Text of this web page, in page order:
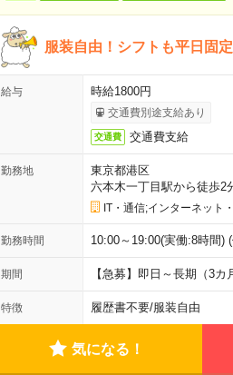
服装自由！シフトも平日固
給与 時給1800円
交通費別途支給あり
交通費 交通費支給
勤務地
東京都港区
六本木一丁目駅から徒歩2
IT・通信;インターネット
勤務時間 10:00～19:00(実働:8時間)
期間 【急募】即日～長期（3
特徴 履歴書不要/服装自由
気になる！